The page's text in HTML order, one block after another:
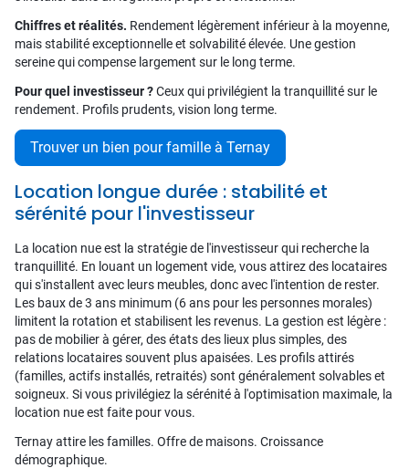
Chiffres et réalités. Rendement légèrement inférieur à la moyenne,
mais stabilité exceptionnelle et solvabilité élevée. Une gestion
sereine qui compense largement sur le long terme.
Pour quel investisseur ?Ceux qui privilégient la tranquillité sur le
rendement. Profils prudents, vision long terme.
Trouver un bien pour famille à Ternay
Location longue durée : stabilité et
sérénité pour l'investisseur
La location nue est la stratégie de l'investisseur qui recherche la
tranquillité. En louant un logement vide, vous attirez des locataires
qui s'installent avec leurs meubles, donc avec l'intention de rester.
Les baux de 3 ans minimum (6 ans pour les personnes morales)
limitent la rotation et stabilisent les revenus. La gestion est légère :
pas de mobilier à gérer, des états des lieux plus simples, des
relations locataires souvent plus apaisées. Les profils attirés
(familles, actifs installés, retraités) sont généralement solvables et
soigneux. Si vous privilégiez la sérénité à l'optimisation maximale, la
location nue est faite pour vous.
Ternay attire les familles. Offre de maisons. Croissance
démographique.